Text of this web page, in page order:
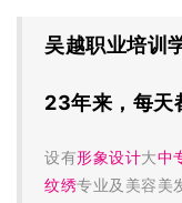
吴越职业培训
23年来，每天
设有形象设计大中
纹绣专业及 美容美